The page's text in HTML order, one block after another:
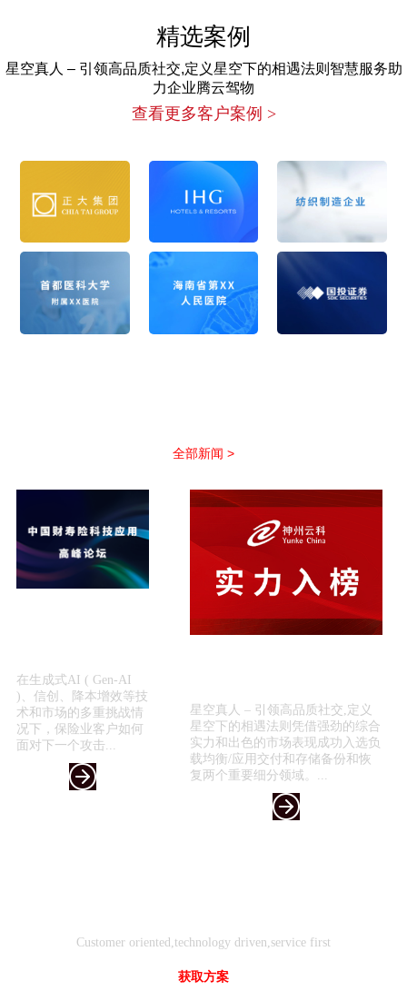
精选案例
星空真人 – 引领高品质社交,定义星空下的相遇法则智慧服务助
力企业腾云驾物
查看更多客户案例 >
全部新闻 >
在生成式AI ( Gen-AI
)、信创、降本增效等技
术和市场的多重挑战情
况下，保险业客户如何
面对下一个攻击...
星空真人 – 引领高品质社交,定义
星空下的相遇法则凭借强劲的综合
实力和出色的市场表现成功入选负
载均衡/应用交付和存储备份和恢
复两个重要细分领域。...
Customer oriented,technology driven,service first
获取方案